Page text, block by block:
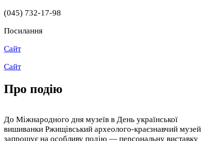
(045) 732-17-98
Посилання
Сайт
Сайт
Про подію
До Міжнародного дня музеїв в День української
вишиванки Ржищівський археолого-краєзнавчий музей
запрошує на особливу подію — персональну виставку